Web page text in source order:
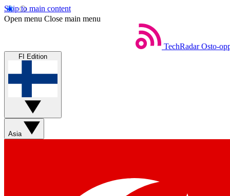
Skip to main content
Open menu Close main menu
TechRadar Osto-
FI Edition
Asia